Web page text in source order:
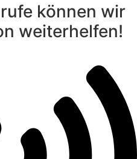
können wir
weiterhelfen!